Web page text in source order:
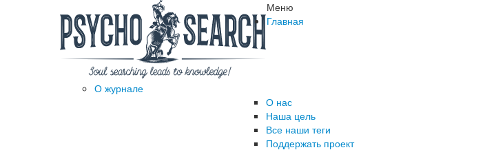
Меню
Главная
О журнале
О нас
Наша цель
Все наши теги
Поддержать проект